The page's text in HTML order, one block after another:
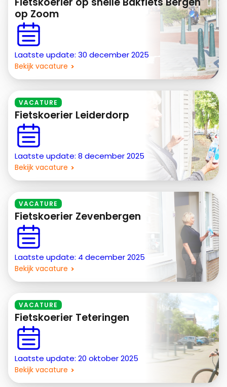
op Zoom
Laatste update: 30 december 2025
Bekijk vacature
VACATURE
Fietskoerier Leiderdorp
Laatste update: 8 december 2025
Bekijk vacature
VACATURE
Fietskoerier Zevenbergen
Laatste update: 4 december 2025
Bekijk vacature
VACATURE
Fietskoerier Teteringen
Laatste update: 20 oktober 2025
Bekijk vacature